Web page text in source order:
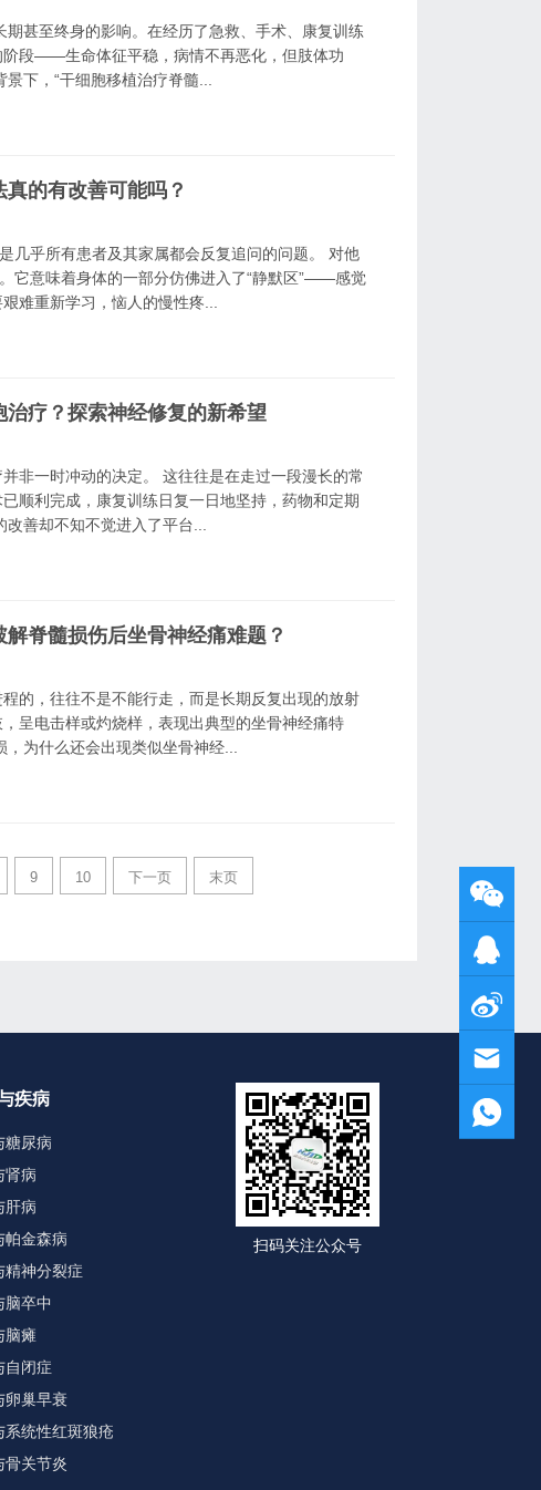
甚至终身的影响。在经历了急救、手术、康复训练
段——生命体征平稳，病情不再恶化，但肢体功
下，“干细胞移植治疗脊髓...
的有改善可能吗？
几乎所有患者及其家属都会反复追问的问题。 对他
它意味着身体的一部分仿佛进入了“静默区”——感觉
难重新学习，恼人的慢性疼...
疗？探索神经修复的新希望
非一时冲动的决定。 这往往是在走过一段漫长的常
顺利完成，康复训练日复一日地坚持，药物和定期
善却不知不觉进入了平台...
脊髓损伤后坐骨神经痛难题？
的，往往不是不能行走，而是长期反复出现的放射
呈电击样或灼烧样，表现出典型的坐骨神经痛特
为什么还会出现类似坐骨神经...
9 10 下一页 末页
疾病
糖尿病
肾病
肝病
帕金森病
精神分裂症
脑卒中
脑瘫
自闭症
卵巢早衰
系统性红斑狼疮
骨关节炎
扫码关注公众号